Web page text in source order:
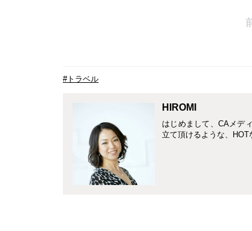
#トラベル
HIROMI
はじめまして、CAメデ
立て頂けるような、HOT